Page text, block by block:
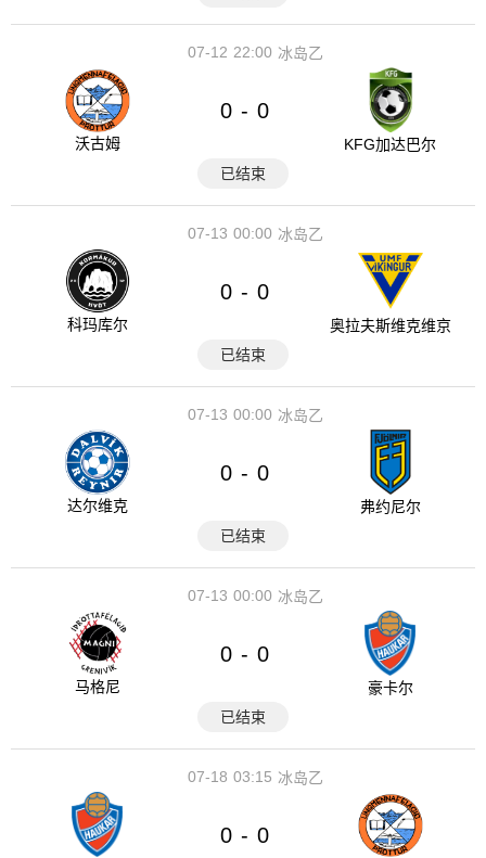
22:00
07-12 冰岛乙
沃古姆
0 - 0
KFG加达巴尔
已结束
00:00
07-13 冰岛乙
科玛库尔
0 - 0
奥拉夫斯维克维京
已结束
00:00
07-13 冰岛乙
达尔维克
0 - 0
弗约尼尔
已结束
00:00
07-13 冰岛乙
马格尼
0 - 0
豪卡尔
已结束
03:15
07-18 冰岛乙
0 - 0